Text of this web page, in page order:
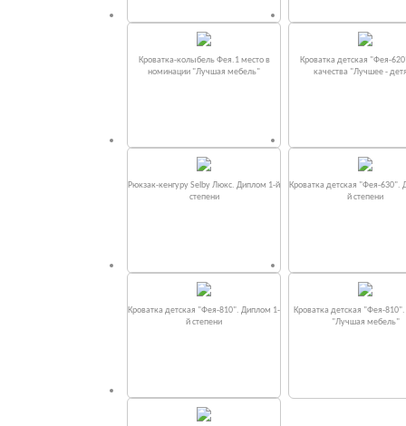
Кроватка-колыбель Фея.1 место в
номинации "Лучшая мебель"
Кроватка детская "Фея-
качества "Лучшее -
Рюкзак-кенгуру Selby Люкс. Диплом 1-й
степени
Кроватка детская "Фея-630".
й степени
Кроватка детская "Фея-810". Диплом 1-
й степени
Кроватка детская "Фея-
"Лучшая мебель"